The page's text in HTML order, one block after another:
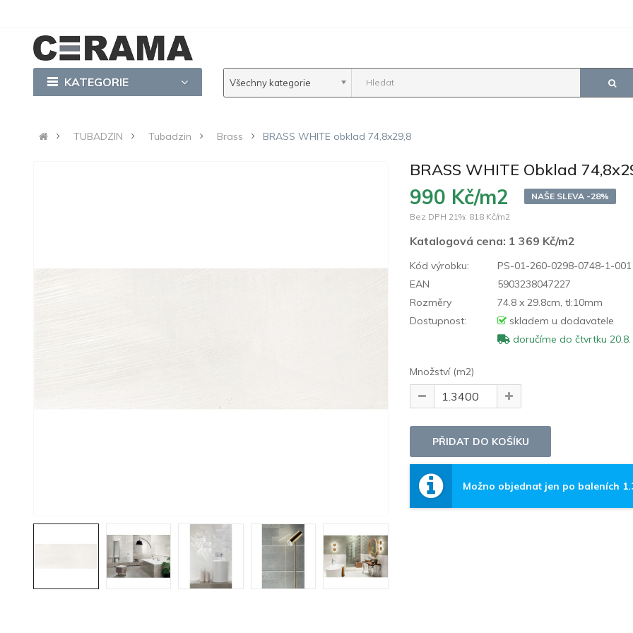
KATEGORIE Všechny kategorie
TUBADZIN Tubadzin Brass BRASS WHITE obklad 74,8x29,8
BRASS WHITE Obklad
990 Kč/m2
NAŠE SLEVA -28%
Bez DPH 21%: 818 Kč/m2
Katalogová cena: 1 369 Kč/m2
Kód výrobku:
PS-01-260-0298-0748-1-001
EAN
5903238047227
Rozměry
74.8 x 29.8cm, tl:10mm
Dostupnost:
skladem u dodavatele
doručíme do čtvrtku 20.8.
Množství (m2)
Možno objednat jen po baleních